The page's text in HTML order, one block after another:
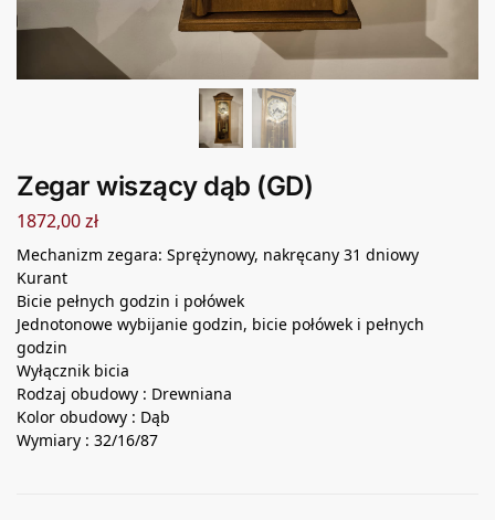
Zegar wiszący dąb (GD)
1872,00zł
Mechanizm zegara: Sprężynowy, nakręcany 31 dniowy
Kurant
Bicie pełnych godzin i połówek
Jednotonowe wybijanie godzin, bicie połówek i pełnych
godzin
Wyłącznik bicia
Rodzaj obudowy : Drewniana
Kolor obudowy : Dąb
Wymiary : 32/16/87